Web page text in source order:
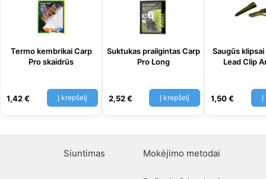
Termo kembrikai Carp
Pro skaidrūs
1,42€ Į krepšelį
Suktukas prailgintas Carp
Pro Long
2,52€ Į krepšelį
Saugūs
Lead Clip
1,50€ Į
Siuntimas Mokėjimo metodai